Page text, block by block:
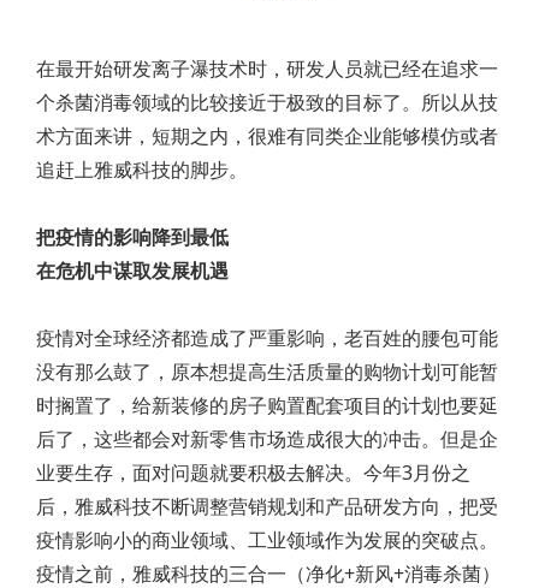
在最开始研发离子瀑技术时，研发人员就已经在追求一
个杀菌消毒领域的比较接近于极致的目标了。所以从技
术方面来讲，短期之内，很难有同类企业能够模仿或者
追赶上雅威科技的脚步。
把疫情的影响降到最低
在危机中谋取发展机遇
疫情对全球经济都造成了严重影响，老百姓的腰包可能
没有那么鼓了，原本想提高生活质量的购物计划可能暂
时搁置了，给新装修的房子购置配套项目的计划也要延
后了，这些都会对新零售市场造成很大的冲击。但是企
业要生存，面对问题就要积极去解决。今年3月份之
后，雅威科技不断调整营销规划和产品研发方向，把受
疫情影响小的商业领域、工业领域作为发展的突破点。
疫情之前，雅威科技的三合一（净化+新风+消毒杀菌）